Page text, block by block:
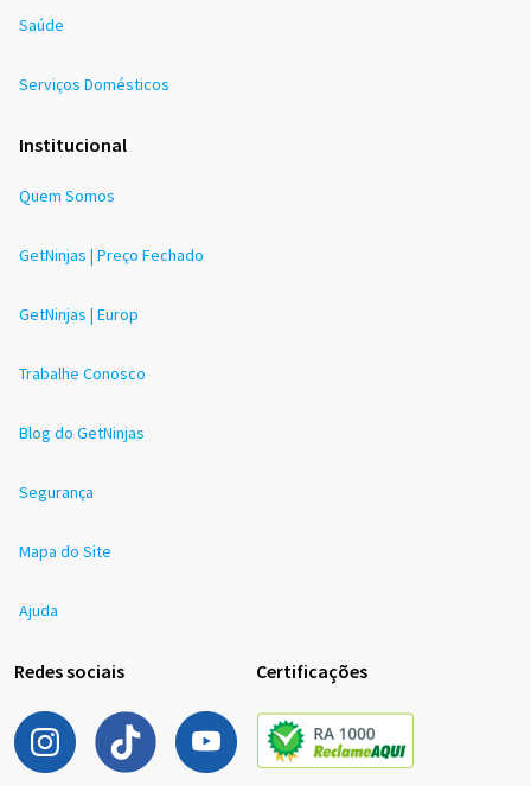
Saúde
Serviços Domésticos
Institucional
Quem Somos
GetNinjas | Preço Fechado
GetNinjas | Europ
Trabalhe Conosco
Blog do GetNinjas
Segurança
Mapa do Site
Ajuda
Redes sociais Certificações